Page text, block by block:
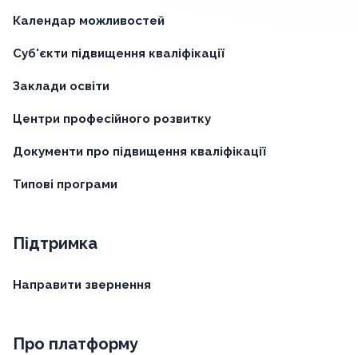
Календар можливостей
Суб'єкти підвищення кваліфікації
Заклади освіти
Центри професійного розвитку
Документи про підвищення кваліфікації
Типові програми
Підтримка
Направити звернення
Про платформу